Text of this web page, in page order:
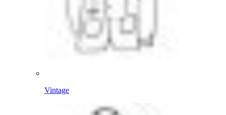
Vintage